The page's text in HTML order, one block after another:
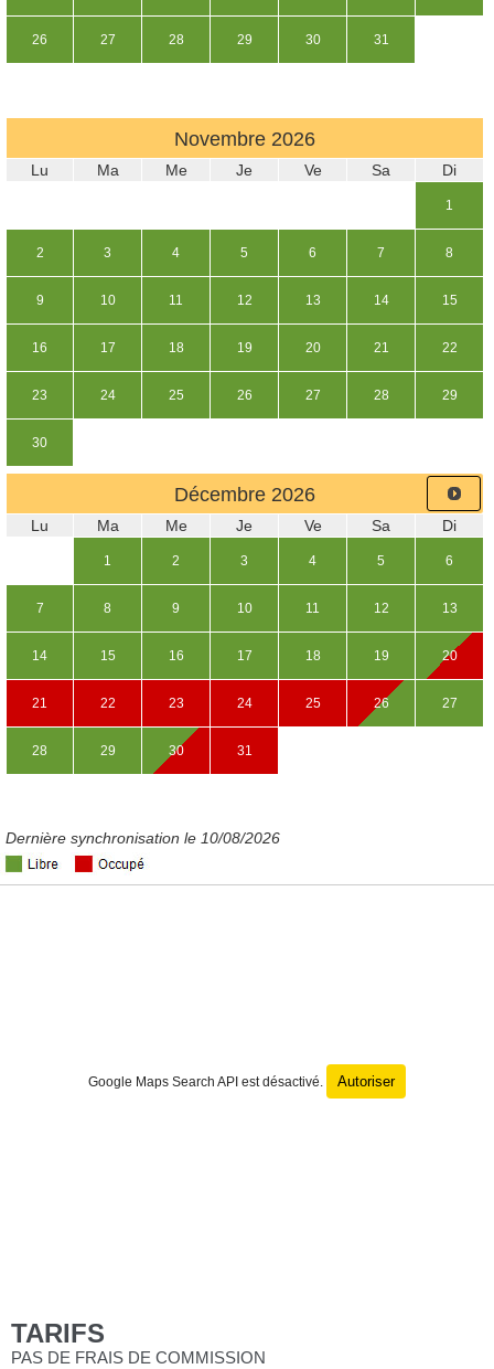
26 27 28 29 30 31
Novembre 2026
Lu Ma Me Je Ve Sa Di
1
2 3 4 5 6 7 8
9 10 11 12 13 14 15
16 17 18 19 20 21 22
23 24 25 26 27 28 29
30
Décembre 2026
Lu Ma Me Je Ve Sa Di
1 2 3 4 5 6
7 8 9 10 11 12 13
14 15 16 17 18 19 20
21 22 23 24 25 26 27
28 29 30 31
Dernière synchronisation le 10/08/2026
Google Maps Search API est désactivé. Autoriser
TARIFS
PAS DE FRAIS DE COMMISSION